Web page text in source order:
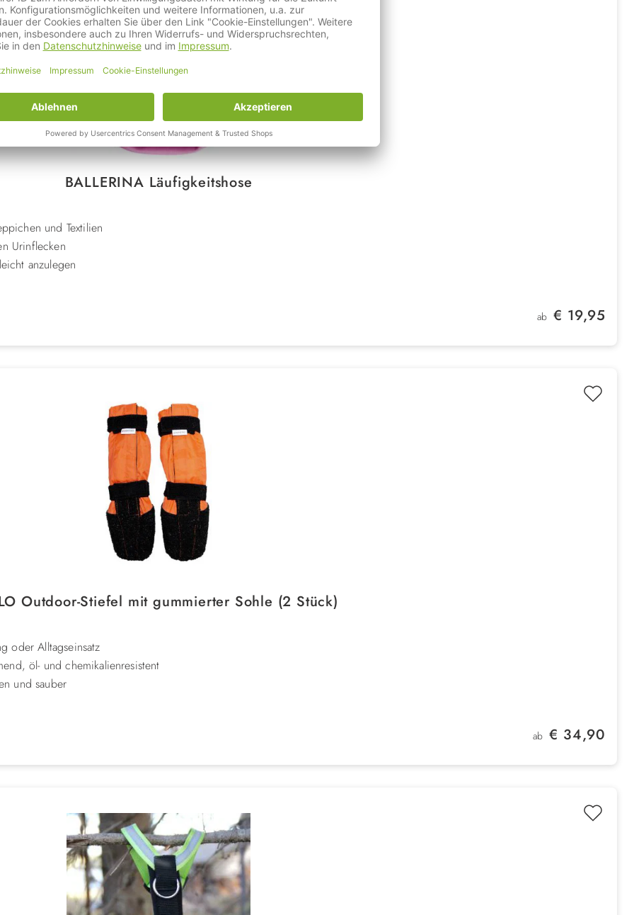
BALLERINA Läufigkeitshose
und Textilien
Urinflecken
anzulegen
Regulärer Preis:
ab € 19,95
Outdoor-Stiefel mit gummierter Sohle (2 Stück)
oder Alltagseinsatz
öl- und chemikalienresistent
und sauber
Regulärer Preis:
ab € 34,90